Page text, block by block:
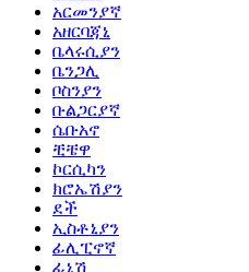
አርመንያኛ
አዘርባጃኒ
ቤላሩሲያን
ቤንጋሊ
ቦስንያን
ቡልጋርያኛ
ሴቡአኖ
ቺቼዋ
ኮርሲካን
ክሮኤሽያን
ደች
ኢስቶኒያን
ፊሊፒኖኛ
ፊኒሽ